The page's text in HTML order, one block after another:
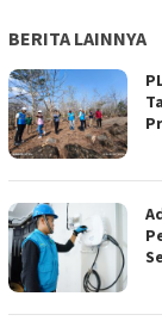
BERITA LAINNYA